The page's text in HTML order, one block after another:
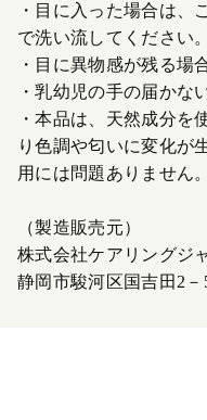
・目に入った場合は、
で洗い流してください。
・目に異物感が残る場
・乳幼児の手の届かな
・本品は、天然成分を
り色調や匂いに変化が
用には問題ありません。
（製造販売元）
株式会社ケアリングジ
静岡市駿河区国吉田2－